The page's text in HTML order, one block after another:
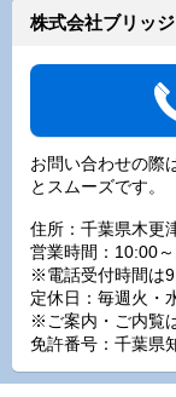
株式会社ブリッ
お問い合わせの際
とスムーズです。
住所：千葉県木更
営業時間：10:00
※電話受付時間は
定休日：毎週火・
※ご案内・ご内覧
免許番号：千葉県